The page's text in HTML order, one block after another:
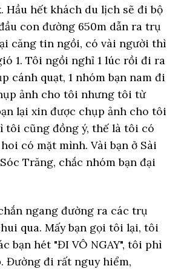
Hầu hết khách du lịch sẽ đi bộ
con đường 650m dẫn ra trụ
căng tin ngồi, có vài người thì
1. Tôi ngồi nghỉ 1 lúc rồi đi ra
cánh quạt, 1 nhóm bạn nam đi
ảnh cho tôi nhưng tôi từ
lại xin được chụp ảnh cho tôi
tôi cũng đồng ý, thế là tôi có
có mặt mình. Vài bạn ở Sài
Trăng, chắc nhóm bạn đại
ngang đường ra các trụ
qua. Mấy bạn gọi tôi lại, tôi
bạn hét "ĐI VÔ NGAY", tôi phì
Đường đi rất nguy hiểm,